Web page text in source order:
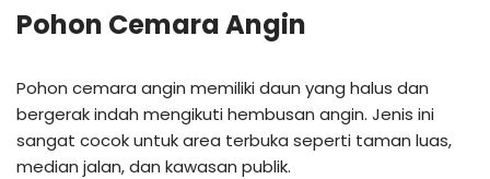
Pohon Cemara Angin
Pohon cemara angin memiliki daun yang halus dan
bergerak indah mengikuti hembusan angin. Jenis ini
sangat cocok untuk area terbuka seperti taman luas,
median jalan, dan kawasan publik.